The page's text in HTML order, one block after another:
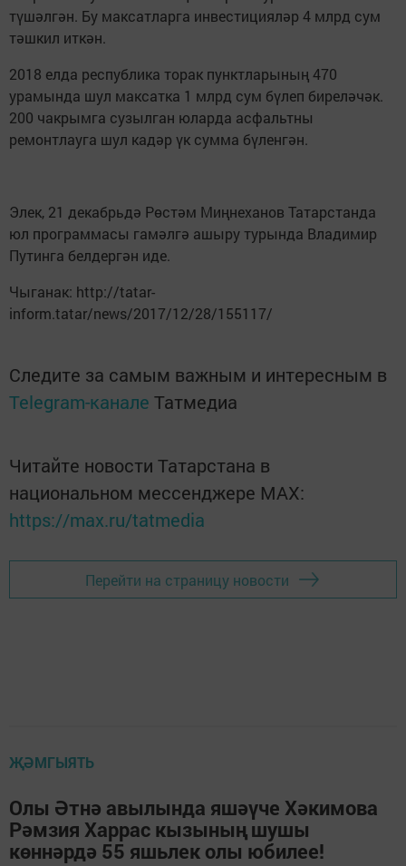
түшәлгән. Бу максатларга инвестицияләр 4 млрд сум
тәшкил иткән.
2018 елда республика торак пунктларының 470
урамында шул максатка 1 млрд сум бүлеп биреләчәк.
200 чакрымга сузылган юларда асфальтны
ремонтлауга шул кадәр үк сумма бүленгән.
Элек, 21 декабрьдә Рөстәм Миңнеханов Татарстанда
юл программасы гамәлгә ашыру турында Владимир
Путинга белдергән иде.
Чыганак: http://tatar-
inform.tatar/news/2017/12/28/155117/
Следите за самым важным и интересным в
Telegram-канале Татмедиа
Читайте новости Татарстана в
национальном мессенджере MАХ:
https://max.ru/tatmedia
Перейти на страницу новости
ҖӘМГЫЯТЬ
Олы Әтнә авылында яшәүче Хәкимова
Рәмзия Харрас кызының шушы
көннәрдә 55 яшьлек олы юбилее!